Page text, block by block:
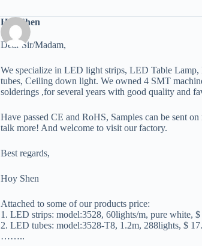
Hoy Shen
Dear Sir/Madam,
We specialize in LED light strips, LED Table
tubes, Ceiling down light. We owned 4 SMT
solderings ,for several years with good quality and
Have passed CE and RoHS, Samples can be sent
talk more! And welcome to visit our factory.
Best regards,
Hoy Shen
Attached to some of our products price:
1. LED strips: model:3528, 60lights/m, pure white, $
2. LED tubes: model:3528-T8, 1.2m, 288lights, $
……..